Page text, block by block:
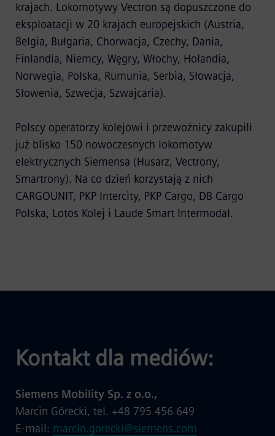
krajach. Lokomotywy Vectron są dopuszczone do
eksploatacji w 20 krajach europejskich (Austria,
Belgia, Bułgaria, Chorwacja, Czechy, Dania,
Finlandia, Niemcy, Węgry, Włochy, Holandia,
Norwegia, Polska, Rumunia, Serbia, Słowacja,
Słowenia, Szwecja, Szwajcaria).
Polscy operatorzy kolejowi i przewoźnicy zakupili
już blisko 150 nowoczesnych lokomotyw
elektrycznych Siemensa (Husarz, Vectrony,
Smartrony). Na co dzień korzystają z nich
CARGOUNIT, PKP Intercity, PKP Cargo, DB Cargo
Polska, Lotos Kolej i Laude Smart Intermodal.
Kontakt dla mediów:
Siemens Mobility Sp. z o.o.,
Marcin Górecki, tel. +48 795 456 649
E-mail: marcin.gorecki@siemens.com